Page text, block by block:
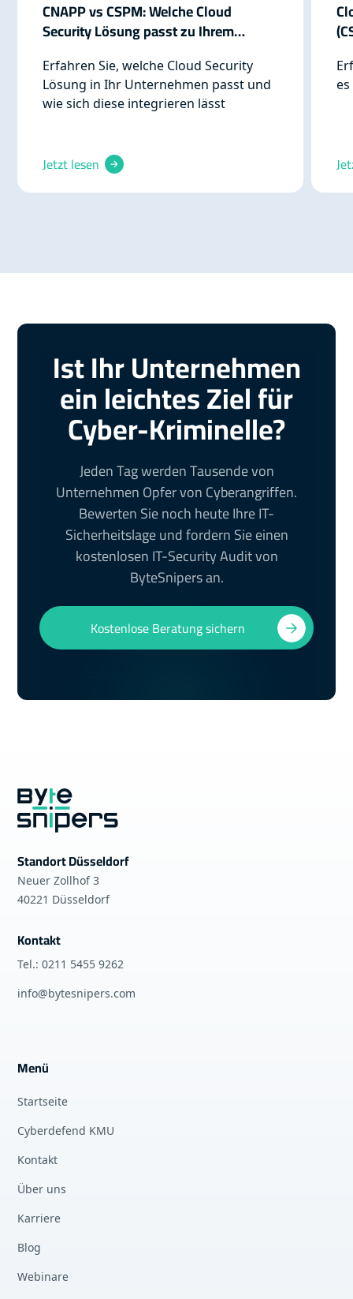
CNAPP vs CSPM: Welche Cloud
Security Lösung passt zu Ihrem
Erfahren Sie, welche Cloud Security
Lösung in Ihr Unternehmen passt und
wie sich diese integrieren lässt
Jetzt lesen
Ist Ihr Unternehmen
ein leichtes Ziel für
Cyber-Kriminelle?
Jeden Tag werden Tausende von
Unternehmen Opfer von Cyberangriffen.
Bewerten Sie noch heute Ihre IT-
Sicherheitslage und fordern Sie einen
kostenlosen IT-Security Audit von
ByteSnipers an.
Kostenlose Beratung sichern
Standort Düsseldorf
Neuer Zollhof 3
40221 Düsseldorf
Kontakt
Tel.: 0211 5455 9262
info@bytesnipers.com
Menü
Startseite
Cyberdefend KMU
Kontakt
Über uns
Karriere
Blog
Webinare